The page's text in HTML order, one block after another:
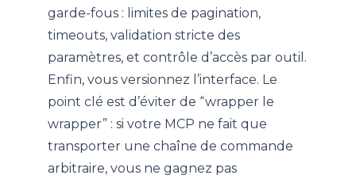
garde-fous : limites de pagination,
timeouts, validation stricte des
paramètres, et contrôle d’accès par outil.
Enfin, vous versionnez l’interface. Le
point clé est d’éviter de “wrapper le
wrapper” : si votre MCP ne fait que
transporter une chaîne de commande
arbitraire, vous ne gagnez pas